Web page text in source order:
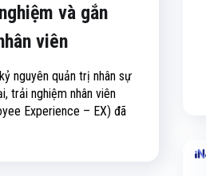
và gắn
viên
nguyên quản trị nhân sự
trải nghiệm nhân viên
Experience – EX) đã